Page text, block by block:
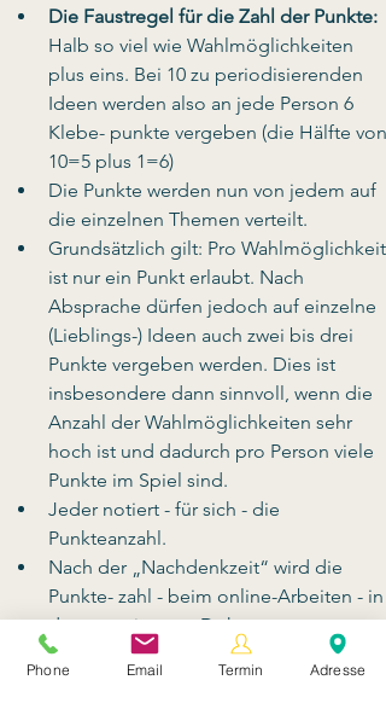
Die Faustregel für die Zahl der Punkte:
Halb so viel wie Wahlmöglichkeiten
plus eins. Bei 10 zu periodisierenden
Ideen werden also an jede Person 6
Klebe- punkte vergeben (die Hälfte von
10=5 plus 1=6)
Die Punkte werden nun von jedem auf
die einzelnen Themen verteilt.
Grundsätzlich gilt: Pro Wahlmöglichkeit
ist nur ein Punkt erlaubt. Nach
Absprache dürfen jedoch auf einzelne
(Lieblings-) Ideen auch zwei bis drei
Punkte vergeben werden. Dies ist
insbesondere dann sinnvoll, wenn die
Anzahl der Wahlmöglichkeiten sehr
hoch ist und dadurch pro Person viele
Punkte im Spiel sind.
Jeder notiert - für sich - die
Punkteanzahl.
Nach der „Nachdenkzeit“ wird die
Punkte- zahl - beim online-Arbeiten - in
das gemeinsame Dokument
hineingeschrieben. Im Anschluss an die
Punktevergabe wird die erreichte
Phone Email Termin Adresse